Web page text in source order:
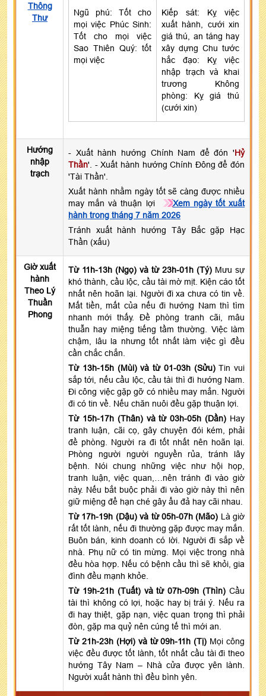
Thông
Thư
Ngũ phú: Tốt cho
mọi việc Phúc Sinh:
Tốt cho mọi việc
Sao Thiên Quý: tốt
mọi việc
Kiếp sát: Kỵ việc
xuất hành, cưới xin
giá thú, an táng hay
xây dựng Chu tước
hắc đạo: Kỵ việc
nhập trạch và khai
trương Không
phòng: Kỵ giá thú
(cưới xin)
Hướng
nhập
trạch
- Xuất hành hướng Chính Nam để đón 'Hỷ
Thần'. - Xuất hành hướng Chính Đông để đón
'Tài Thần'.
Xuất hành nhằm ngày tốt sẽ càng được nhiều
may mắn và thuận lợi
Xem ngày tốt xuất
hành trong tháng 7 năm 2026
Tránh xuất hành hướng Tây Bắc gặp Hạc
Thần (xấu)
Giờ xuất
hành
Theo Lý
Thuần
Phong
Từ 11h-13h (Ngọ) và từ 23h-01h (Tý) Mưu sự
khó thành, cầu lộc, cầu tài mờ mịt. Kiện cáo tốt
nhất nên hoãn lại. Người đi xa chưa có tin về.
Mất tiền, mất của nếu đi hướng Nam thì tìm
nhanh mới thấy. Đề phòng tranh cãi, mâu
thuẫn hay miệng tiếng tầm thường. Việc làm
chậm, lâu la nhưng tốt nhất làm việc gì đều
cần chắc chắn.
Từ 13h-15h (Mùi) và từ 01-03h (Sửu) Tin vui
sắp tới, nếu cầu lộc, cầu tài thì đi hướng Nam.
Đi công việc gặp gỡ có nhiều may mắn. Người
đi có tin về. Nếu chăn nuôi đều gặp thuận lợi.
Từ 15h-17h (Thân) và từ 03h-05h (Dần) Hay
tranh luận, cãi cọ, gây chuyện đói kém, phải
đề phòng. Người ra đi tốt nhất nên hoãn lại.
Phòng người người nguyền rủa, tránh lây
bệnh. Nói chung những việc như hội họp,
tranh luận, việc quan,…nên tránh đi vào giờ
này. Nếu bắt buộc phải đi vào giờ này thì nên
giữ miệng để hạn ché gây ẩu đả hay cãi nhau.
Từ 17h-19h (Dậu) và từ 05h-07h (Mão) Là giờ
rất tốt lành, nếu đi thường gặp được may mắn.
Buôn bán, kinh doanh có lời. Người đi sắp về
nhà. Phụ nữ có tin mừng. Mọi việc trong nhà
đều hòa hợp. Nếu có bệnh cầu thì sẽ khỏi, gia
đình đều mạnh khỏe.
Từ 19h-21h (Tuất) và từ 07h-09h (Thìn) Cầu
tài thì không có lợi, hoặc hay bị trái ý. Nếu ra
đi hay thiệt, gặp nạn, việc quan trọng thì phải
đòn, gặp ma quỷ nên cúng tế thì mới an.
Từ 21h-23h (Hợi) và từ 09h-11h (Tị) Mọi công
việc đều được tốt lành, tốt nhất cầu tài đi theo
hướng Tây Nam – Nhà cửa được yên lành.
Người xuất hành thì đều bình yên.